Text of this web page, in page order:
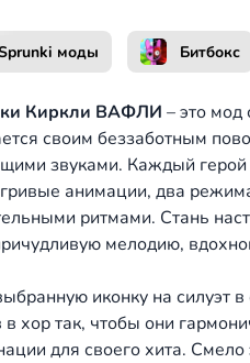
моды Битбокс
Киркли ВАФЛИ – это
своим беззаботным
звуками. Каждый
анимации, два
ритмами. Стань
мелодию,
иконку на силуэт
в хор так, чтобы они
для своего хита.